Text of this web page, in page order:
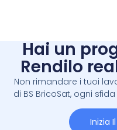
Hai un
Rendilo
Non rimandare i tuoi
di BS BricoSat, ogni
Inizia